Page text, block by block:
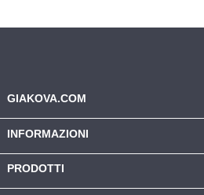
GIAKOVA.COM
INFORMAZIONI
PRODOTTI